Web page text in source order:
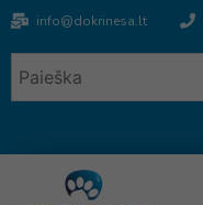
info@dokrinesa.lt